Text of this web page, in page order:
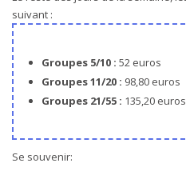
suivant :
Groupes 5/10 : 52 euros
Groupes 11/20 : 98,80 euros
Groupes 21/55 : 135,20 euros
Se souvenir: